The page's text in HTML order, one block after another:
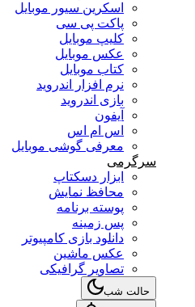
اسکرین سیور موبایل
پاکت پی سی
کلیپ موبایل
عکس موبایل
کتاب موبایل
نرم افزار اندروید
بازی اندروید
آیفون
اس ام اس
معرفی گوشی موبایل
سرگرمی
ابزار دسکتاپ
محافظ نمایش
پوسته برنامه
پس زمینه
دانلود بازی کامپیوتر
عکس ماشین
تصاویر گرافیکی
حالت شب